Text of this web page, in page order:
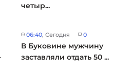
четыр...
06:40, Сегодня 0
В Буковине мужчину
заставляли отдать 50 ...